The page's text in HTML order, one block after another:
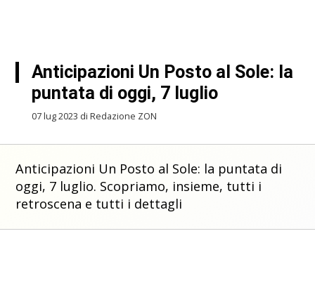
Anticipazioni Un Posto al Sole: la
puntata di oggi, 7 luglio
07 lug 2023 di Redazione ZON
Anticipazioni Un Posto al Sole: la puntata di
oggi, 7 luglio. Scopriamo, insieme, tutti i
retroscena e tutti i dettagli